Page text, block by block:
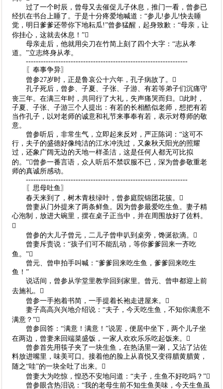
过了一个时辰，曾母又去催促儿子休息，推门一看，曾参已
经扒在书台上睡了。于是十分疼爱地喊道：“参儿!参儿!快去睡
觉，明日爹爹还带你下地耘瓜!”曾参猛醒，起身致歉：“母亲，让
你挂心，这就去休息！”
母亲走后，他就用尖刀在竹简上刻了四个大字：“志从孝
道。”立志终身从孝。
-----------------------------------------------------------------
〖奉事争异〗
曾参27岁时，正是鲁哀公十六年，孔子病故了。
孔子死后，曾参、子夏、子张、子游、有若等弟子们沉痛守
丧三年。在满三年时，共同行了大礼，失声痛哭而归。此时，
子夏、子张、子游三个人提出：有若的长相酷似老师，想把有若
当作孔子，以对老师的诚意和礼节来事奉有若，表示对尊师的敬
意。
曾参听后，非常生气，立即起来反对，严正陈词：“这可不
行，夫子的盛德好像纯洁的江水冲洗过，又象秋天阳光的照耀
过，还象广阔无边的天地一样圣洁，这是任何人都无可比拟
的。”曾参一番言语，众人听后不禁叹服不已，深为曾参敬重老
师的真诚所感动。
-----------------------------------------------------------------
〖思母吐鱼〗
春天来到了，树木青枝绿叶，曾参庭院锦团花簇。
曾妻从门外提来了两条鲜鱼。因为曾参最爱吃生鱼。妻子精
心泡制，放进大碗里，摆在桌子正当中，并在周围放好了佐料。

曾参的大儿子曾元，二儿子曾申叭到桌旁，馋涎欲滴。
曾妻斥责说：“孩子们可不能乱动，等你爹爹回来一齐吃
鱼。”
曾元、曾申拍手叫喊：“爹爹回来吃生鱼，爹爹回来吃生
鱼！”
说话间，曾参从学堂里教学回到家里。曾元、曾申都迎上前
去施礼。
曾参一手抱着书简，一手提着长袍走进屋来。
妻子高高兴兴地介绍说：“夫子，今天吃生鱼，不知你满意不
满意？”
曾参回答：“满意！满意！”说罢，便居中坐下，两个儿子坐
在两边，曾妻来回端菜盛饭，一家人欢欢乐乐吃起饭来。
曾参首先用筷子夹了一块生鱼，在热汤里一涮，又沾了沾佐
料放进嘴里，味美可口。接着他的脸上从喜悦又变得腊黄腊黄，
随之“哇”的一块全吐了出来。
曾妻大为吃惊，惶恐不安地问道：“夫子，生鱼不好吃吗？”
曾参眼含热泪说：“我的老母生前不知生鱼美味，今天生鱼虽